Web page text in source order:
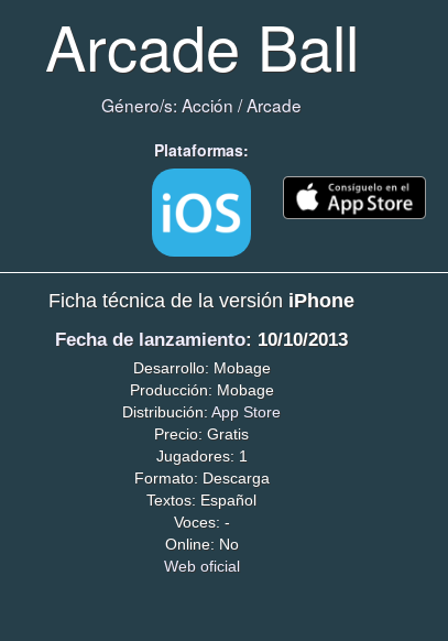
Arcade Ball
Género/s: Acción /Arcade
Plataformas:
Ficha técnica de la versión iPhone
Fecha de lanzamiento: 10/10/2013
Desarrollo: Mobage
Producción: Mobage
Distribución: App Store
Precio: Gratis
Jugadores: 1
Formato: Descarga
Textos: Español
Voces: -
Online: No
Web oficial